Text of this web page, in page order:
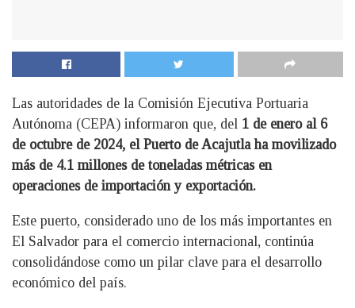
Las autoridades de la Comisión Ejecutiva Portuaria
Autónoma (CEPA) informaron que, del 1 de enero al 6
de octubre de 2024, el Puerto de Acajutla ha movilizado
más de 4.1 millones de toneladas métricas en
operaciones de importación y exportación.
Este puerto, considerado uno de los más importantes en
El Salvador para el comercio internacional, continúa
consolidándose como un pilar clave para el desarrollo
económico del país.